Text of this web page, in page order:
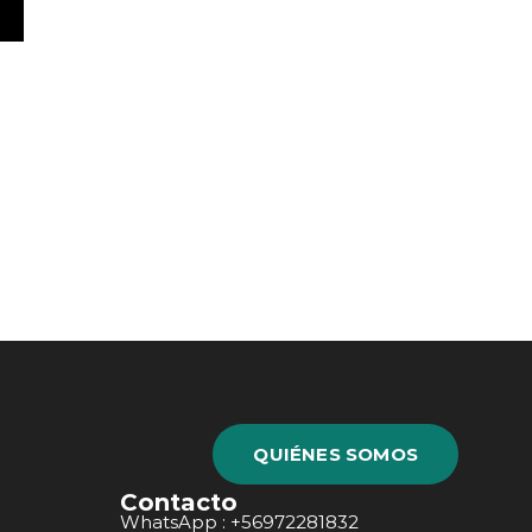
QUIÉNES SOMOS
Contacto
WhatsApp : +56972281832